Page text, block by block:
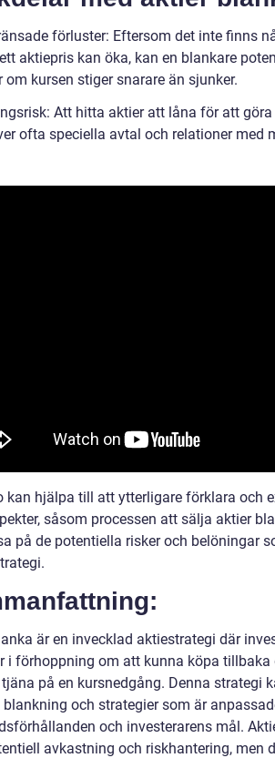
förluster: Eftersom det inte finns
aktiepris kan öka, kan en blankare
om kursen stiger snarare än sjunker.
Att hitta aktier att låna för att
ofta speciella avtal och relationer med
kan hjälpa till att ytterligare förklara och
såsom processen att sälja aktier
på de potentiella risker och belöningar
är en invecklad aktiestrategi där
i förhoppning om att kunna köpa
på en kursnedgång. Denna strategi
blankning och strategier som är
och investerarens mål.
avkastning och riskhantering, men